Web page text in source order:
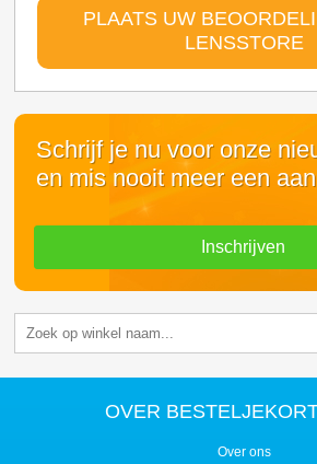
PLAATS UW
LENSSTORE
Schrijf je nu voor onze
en mis nooit meer een
Inschrijven
OVER
Over ons